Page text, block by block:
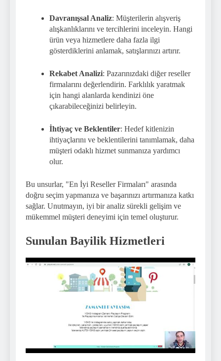
Davranışsal Analiz: Müşterilerin alışveriş
alışkanlıklarını ve tercihlerini inceleyin. Hangi
ürün veya hizmetlere daha fazla ilgi
gösterdiklerini anlamak, satışlarınızı artırır.
Rekabet Analizi: Pazarınızdaki diğer reseller
firmalarını değerlendirin. Farklılık yaratmak
için hangi alanlarda kendinizi öne
çıkarabileceğinizi belirleyin.
İhtiyaç ve Beklentiler: Hedef kitlenizin
ihtiyaçlarını ve beklentilerini tanımlamak, daha
müşteri odaklı hizmet sunmanıza yardımcı
olur.
Bu unsurlar, "En İyi Reseller Firmaları" arasında
doğru seçim yapmanıza ve başarınızı artırmanıza katkı
sağlar. Unutmayın, iyi bir analiz sürekli gelişim ve
mükemmel müşteri deneyimi için temel oluşturur.
Sunulan Bayilik Hizmetleri